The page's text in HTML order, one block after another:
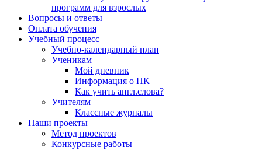
программ для взрослых
Вопросы и ответы
Оплата обучения
Учебный процесс
Учебно-календарный план
Ученикам
Мой дневник
Информация о ПК
Как учить англ.слова?
Учителям
Классные журналы
Наши проекты
Метод проектов
Конкурсные работы